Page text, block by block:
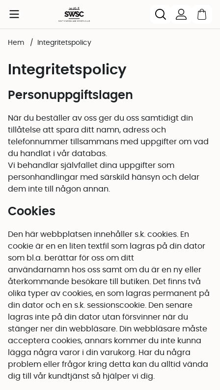
Hem Integritetspolicy
Integritetspolicy
Personuppgiftslagen
När du beställer av oss ger du oss samtidigt din
tillåtelse att spara ditt namn, adress och
telefonnummer tillsammans med uppgifter om vad
du handlat i vår databas.
Vi behandlar självfallet dina uppgifter som
personhandlingar med särskild hänsyn och delar
dem inte till någon annan.
Cookies
Den här webbplatsen innehåller s.k. cookies. En
cookie är en en liten textfil som lagras på din dator
som bl.a. berättar för oss om ditt
användarnamn hos oss samt om du är en ny eller
återkommande besökare till butiken. Det finns två
olika typer av cookies, en som lagras permanent på
din dator och en s.k. sessionscookie. Den senare
lagras inte på din dator utan försvinner när du
stänger ner din webbläsare. Din webbläsare måste
acceptera cookies, annars kommer du inte kunna
lägga några varor i din varukorg. Har du några
problem eller frågor kring detta kan du alltid vända
dig till vår kundtjänst så hjälper vi dig.